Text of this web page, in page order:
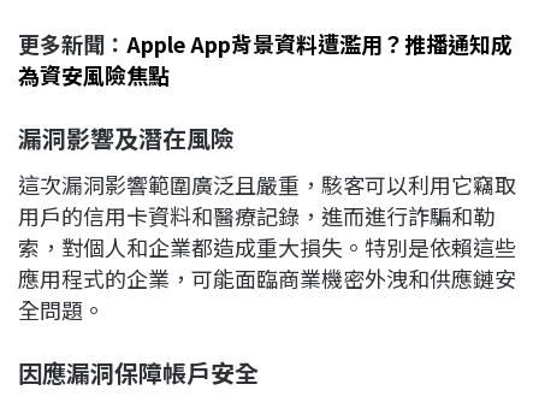
更多新聞： Apple App背景資料遭濫用？推播通知成
為資安風險焦點
漏洞影響及潛在風險
這次漏洞影響範圍廣泛且嚴重，駭客可以利用它竊取
用戶的信用卡資料和醫療記錄，進而進行詐騙和勒
索，對個人和企業都造成重大損失。特別是依賴這些
應用程式的企業，可能面臨商業機密外洩和供應鏈安
全問題。
因應漏洞保障帳戶安全